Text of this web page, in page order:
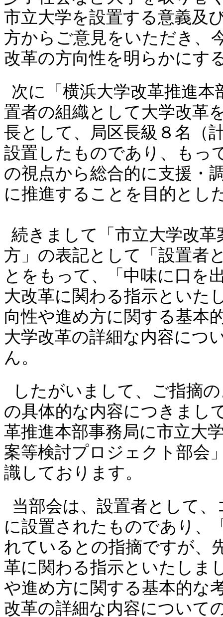
市立大学を設置する意義及
方からご意見をいただき、
改革の方向性を明らかにす
次に「横浜大学改革推進
置者の組織として大学改革
長として、局区長級８名（
設置したものであり、もっ
の視点から総合的に支援・
に推進することを目的とし
続きまして「市立大学改
方」の表記として「設置者
とをもって 、「 中味に口を
大改革に関わる指示といた
向性や進め方に関する基本
大学改革の詳細な内容につ
ん。
したがいまして、ご指摘
の具体的な内容につきまし
革推進本部事務局に市立大
案等検討プロジェクト部会
識しております。
当部会は、 設置者として、
に設置されたものであり 、
れているとの指摘ですが、
革に関わる指示といたしま
や進め方に関する基本的な
改革の詳細な内容について